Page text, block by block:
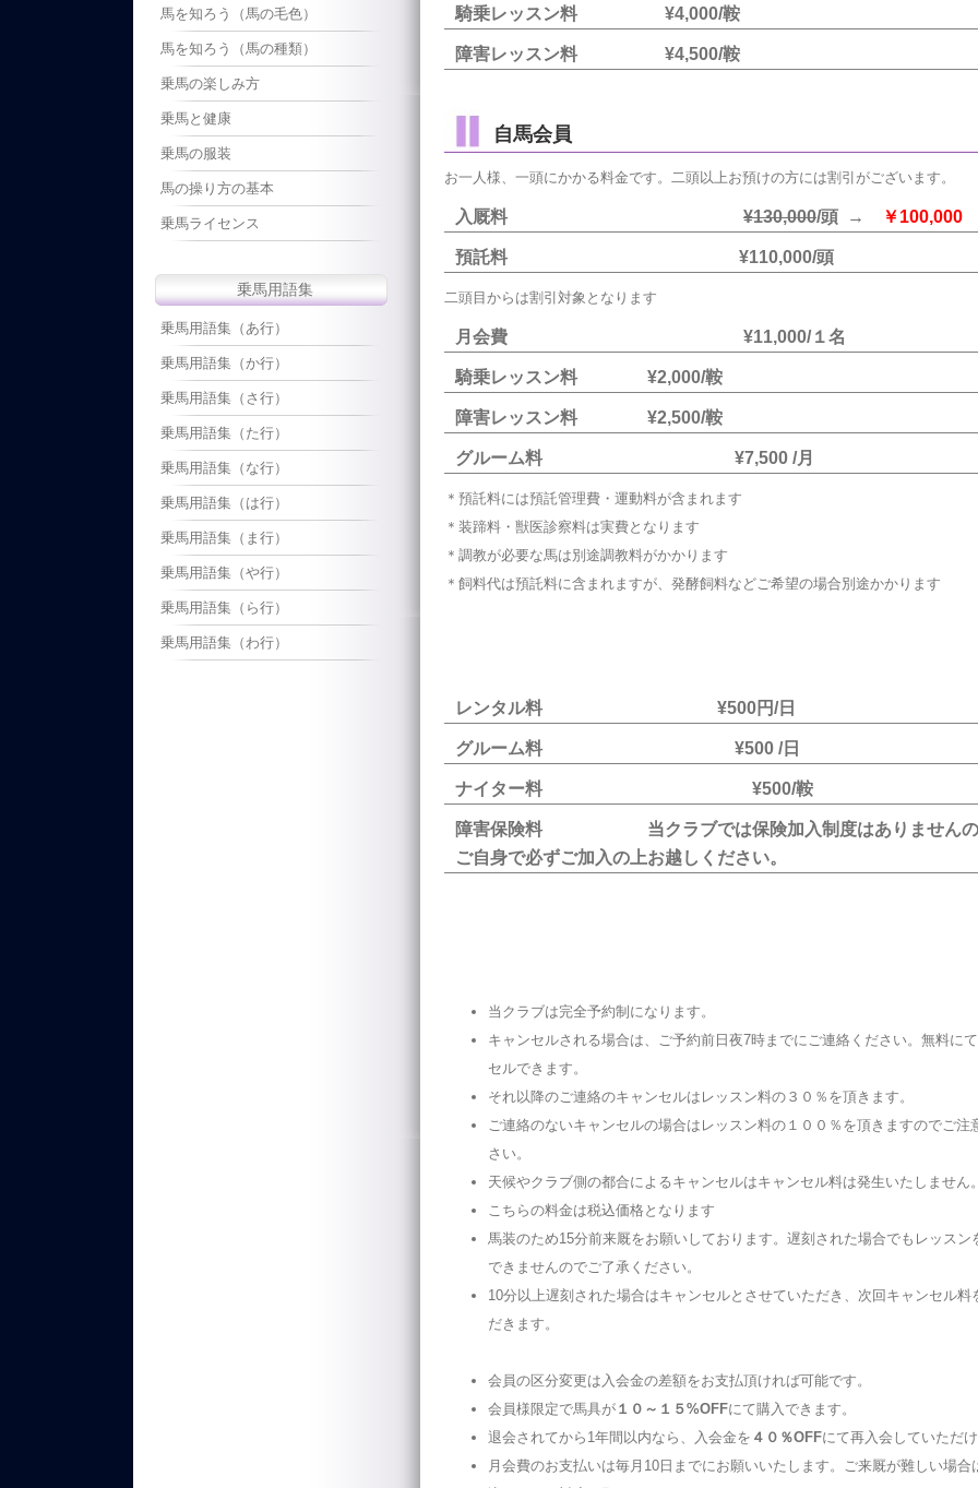
馬を知ろう（馬の毛色）
馬を知ろう（馬の種類）
乗馬の楽しみ方
乗馬と健康
乗馬の服装
馬の操り方の基本
乗馬ライセンス
乗馬用語集
乗馬用語集（あ行）
乗馬用語集（か行）
乗馬用語集（さ行）
乗馬用語集（た行）
乗馬用語集（な行）
乗馬用語集（は行）
乗馬用語集（ま行）
乗馬用語集（や行）
乗馬用語集（ら行）
乗馬用語集（わ行）
騎乗レッスン料 ¥4,000/鞍
障害レッスン料 ¥4,500/鞍
自馬会員
お一人様、一頭にかかる料金です。二頭以上お預けの方には割引がございます。
入厩料 ¥130,000/頭 → ￥100,000
預託料 ¥110,000/頭
二頭目からは割引対象となります
月会費 ¥11,000/１名
騎乗レッスン料 ¥2,000/鞍
障害レッスン料 ¥2,500/鞍
グルーム料 ¥7,500 /月
＊預託料には預託管理費・運動料が含まれます
＊装蹄料・獣医診察料は実費となります
＊調教が必要な馬は別途調教料がかかります
＊飼料代は預託料に含まれますが、発酵飼料などご希望の場合別途かかります
レンタル料 ¥500円/日
グルーム料 ¥500 /日
ナイター料 ¥500/鞍
障害保険料 当クラブでは保険加入制度はありませんの
ご自身で必ずご加入の上お越しください。
当クラブは完全予約制になります。
キャンセルされる場合は、ご予約前日夜7時までにご連絡ください。無料に
セルできます。
それ以降のご連絡のキャンセルはレッスン料の３０％を頂きます。
ご連絡のないキャンセルの場合はレッスン料の１００％を頂きますのでご注
さい。
天候やクラブ側の都合によるキャンセルはキャンセル料は発生いたしません
こちらの料金は税込価格となります
馬装のため15分前来厩をお願いしております。遅刻された場合でもレッスン
できませんのでご了承ください。
10分以上遅刻された場合はキャンセルとさせていただき、次回キャンセル料
だきます。
会員の区分変更は入会金の差額をお支払頂ければ可能です。
会員様限定で馬具が １０～１５%OFFにて購入できます。
退会されてから1年間以内なら、入会金を ４０％OFFにて再入会していただ
月会費のお支払いは毎月10日までにお願いいたします。ご来厩が難しい場合